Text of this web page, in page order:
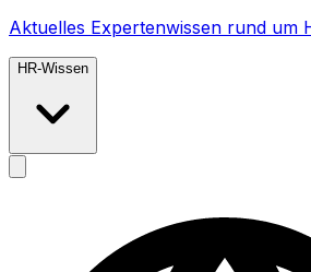
Aktuelles Expertenwissen rund um
HR-Wissen